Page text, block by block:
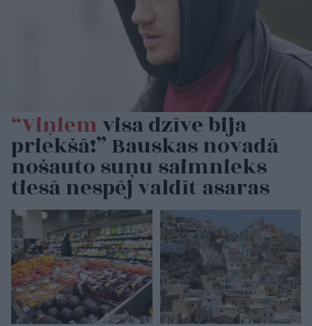
“Viņiemvisa dzīve bija
priekšā!” Bauskas novadā
nošauto suņu saimnieks
tiesā nespēj valdīt asaras